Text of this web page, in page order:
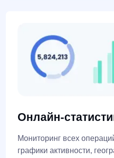
Онлайн-
Мониторинг всех
графики активности,